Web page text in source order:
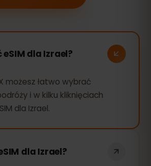
dla Izrael?
możesz łatwo wybrać
i w kilku kliknięciach
dla Izrael.
dla Izrael?